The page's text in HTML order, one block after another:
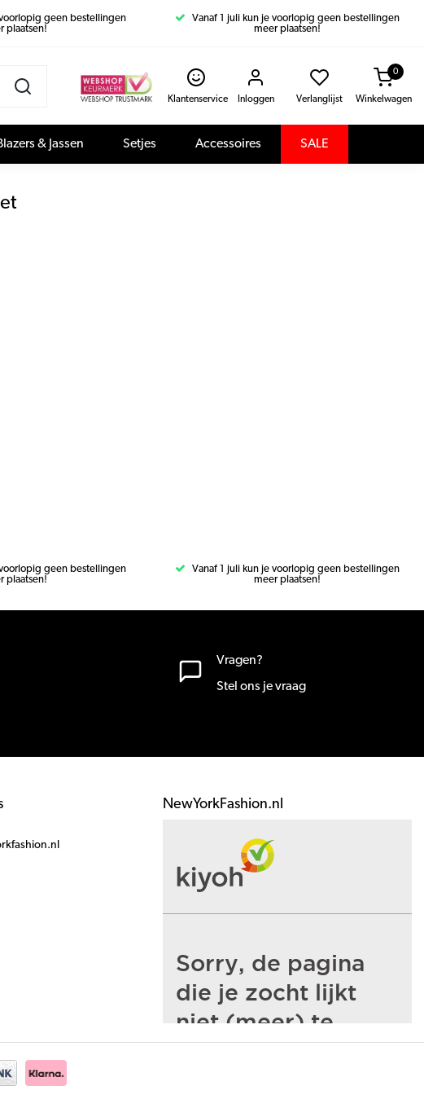
geen bestellingen
plaatsen!
Vanaf 1 juli kun je voorlopig geen bestellingen
meer plaatsen!
Klantenservice Inloggen Verlanglijst Winkelwagen
0
& Jassen Setjes Accessoires SALE
geen bestellingen
plaatsen!
Vanaf 1 juli kun je voorlopig geen bestellingen
meer plaatsen!
Vragen?
Stel ons je vraag
NewYorkFashion.nl